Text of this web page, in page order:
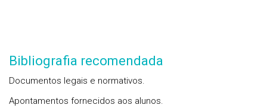
Bibliografia recomendada
Documentos legais e normativos.
Apontamentos fornecidos aos alunos.